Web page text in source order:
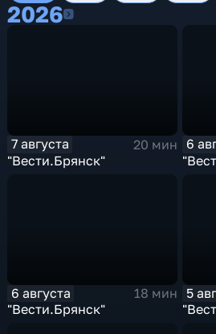
20262026
7 августа
20 мин
"Вести.Брянск"
6
6 августа
18 мин
"Вести.Брянск"
5